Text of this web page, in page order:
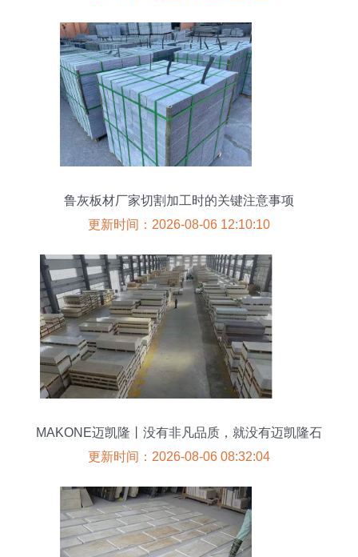
鲁灰板材厂家切割加工时的关键注意事项
更新时间：2026-08-06 12:10:10
MAKONE迈凯隆丨没有非凡品质，就没有迈凯隆石
英石
更新时间：2026-08-06 08:32:04